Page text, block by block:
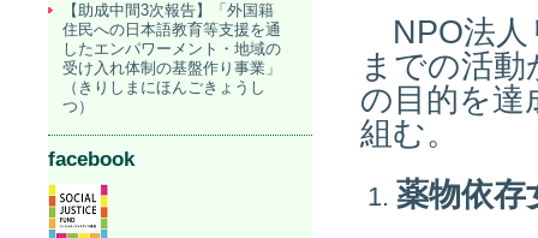
NPO法人
までの活
の目的を達
組む。
薬物依存
【助成中間3次報告】「外国籍
住民への日本語教育等支援を通
したエンパワーメント・地域の
受け入れ体制の基盤作り事業」
（きりしまにほんごきょうし
つ）
facebook